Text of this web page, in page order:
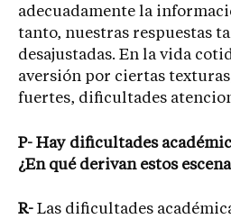
adecuadamente la
tanto, nuestras respuestas
desajustadas. En la vida
aversión por ciertas
fuertes, dificultades
P- Hay dificultades
¿En qué derivan estos
R- Las dificultades